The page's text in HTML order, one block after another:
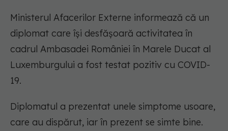
Ministerul Afacerilor Externe informează că un
diplomat care își desfășoară activitatea în
cadrul Ambasadei României în Marele Ducat al
Luxemburgului a fost testat pozitiv cu COVID-
19.
Diplomatul a prezentat unele simptome usoare,
care au dispărut, iar în prezent se simte bine.